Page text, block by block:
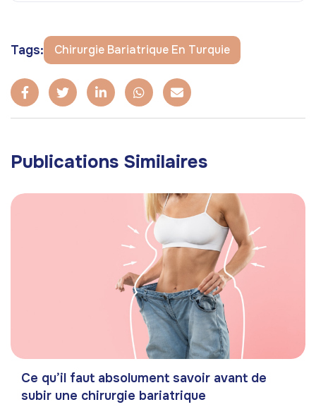
Tags: Chirurgie Bariatrique En Turquie
Publications Similaires
Ce qu’il faut absolument savoir avant de
subir une chirurgie bariatrique